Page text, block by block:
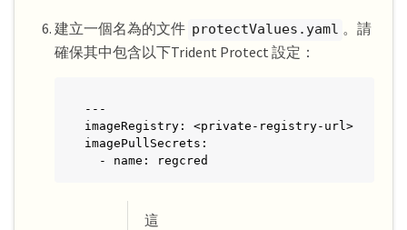
建立一個名為的文件 protectValues.yaml 。請
確保其中包含以下Trident Protect 設定：
---
imageRegistry: <private-registry-url>
imagePullSecrets:
  - name: regcred
這